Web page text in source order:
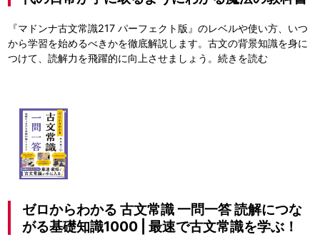
『マドンナ古文常識217 パーフェクト版』のレベルや使い方、いつ
から学習を始めるべきかを徹底解説します。古文の背景知識を身に
つけて、読解力を飛躍的に向上させましょう。続きを読む
ゼロからわかる 古文常識 一問一答 読解につな
がる基礎知識1000 | 最速で古文常識を学ぶ！